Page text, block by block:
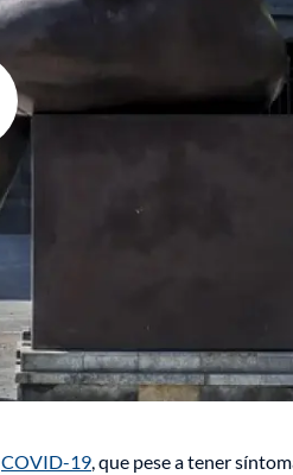
COVID-19, que pese a tener